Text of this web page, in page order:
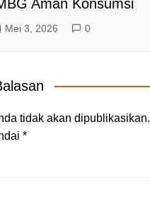
Aman Konsumsi
Mei 3, 2026 0
tidak akan dipublikasikan.
*